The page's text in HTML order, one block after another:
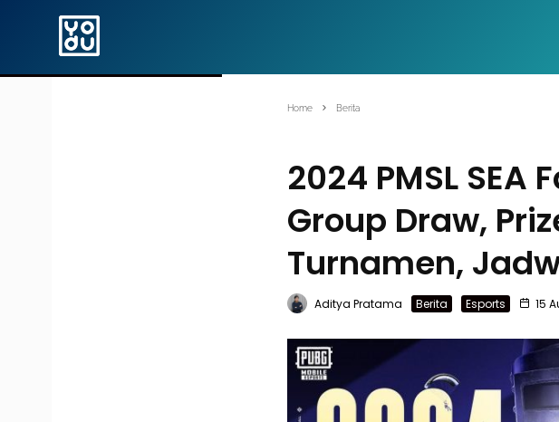
Home Berita
2024 PMSL SEA
Group Draw,
Turnamen,
Aditya Pratama Berita Esports 15